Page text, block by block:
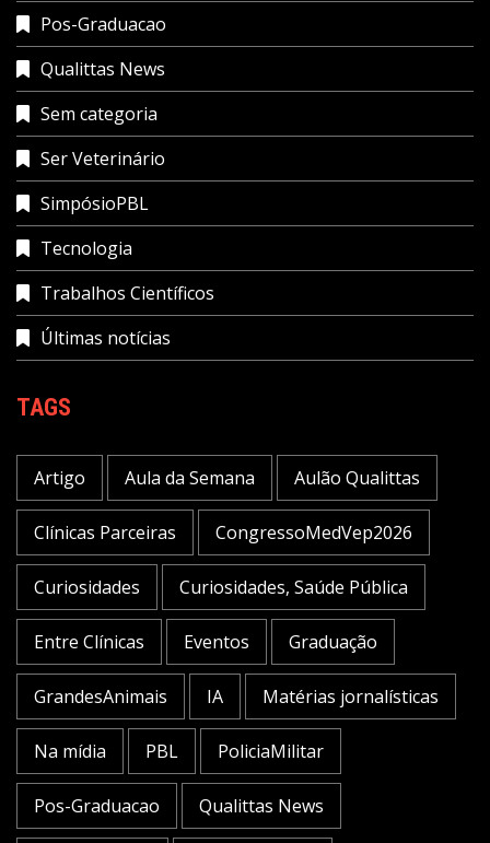
Pos-Graduacao
Qualittas News
Sem categoria
Ser Veterinário
SimpósioPBL
Tecnologia
Trabalhos Científicos
Últimas notícias
TAGS
Artigo Aula da Semana Aulão Qualittas
Clínicas Parceiras CongressoMedVep2026
Curiosidades Curiosidades, Saúde Pública
Entre Clínicas Eventos Graduação
GrandesAnimais IA Matérias jornalísticas
Na mídia PBL PoliciaMilitar
Pos-Graduacao Qualittas News